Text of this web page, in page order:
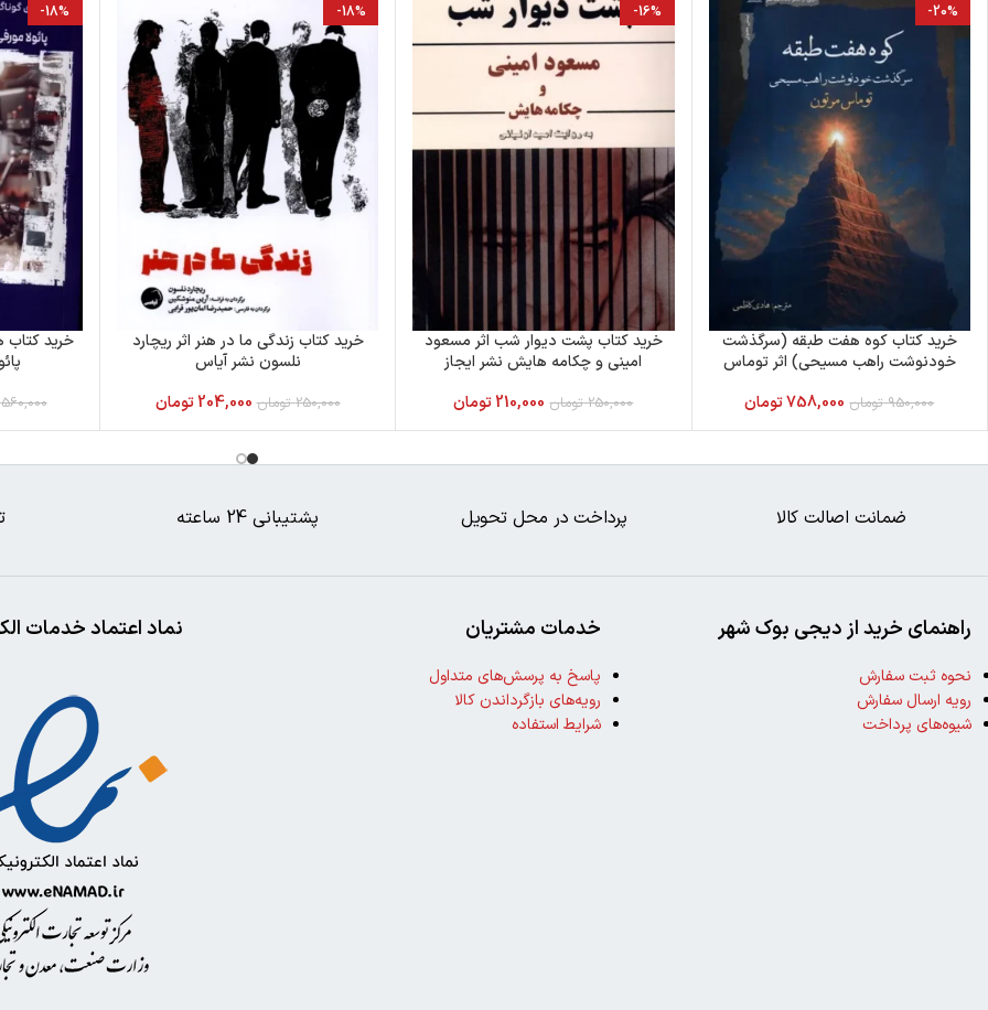
-20%
خرید کتاب کوه هفت طبقه (سرگذشت
خودنوشت راهب مسیحی) اثر توماس
950,000 تومان 758,000تومان
-16%
خرید کتاب پشت دیوار شب اثر مسعود
امینی و چکامه هایش نشر ایجاز
250,000 تومان 210,000تومان
-18%
خرید کتاب زندگی ما در هنر اثر ریچارد
نلسون نشر آیاس
250,000 تومان 204,000 تومان
-18%
خرید
560,000
ضمانت اصالت کالا پرداخت در محل تحویل پشتیبانی 24 ساعته
نماد اعتماد خدمات خدمات مشتریان
پاسخ به پرسش‌های متداول
رویه‌های بازگرداندن کالا
شرایط استفاده
راهنمای خرید از دیجی بوک شهر
نحوه ثبت سفارش
رویه ارسال سفارش
شیوه‌های پرداخت